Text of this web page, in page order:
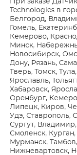
При заказе
Technologies в
Белгород,
Гомель,
Кемерово,
Минск,
Новосибирск,
Дону, Рязань,
Тверь, Томск,
Ярославль,
Хабаровск,
Оренбург,
Липецк, Киров,
Удэ, Ставрополь,
Сургут,
Смоленск,
Мурманск,
Нижневартовск,